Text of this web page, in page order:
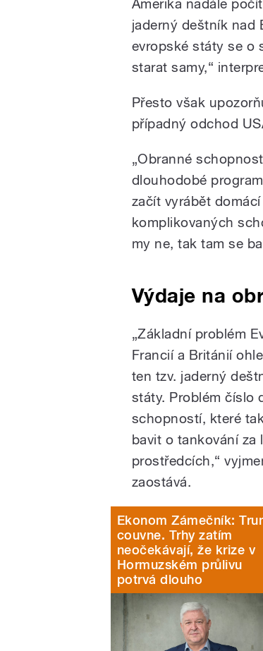
Amerika nadále
jaderný deštník nad
evropské státy se o
starat samy,“
Přesto však
případný odchod
„Obranné
dlouhodobé
začít vyrábět
komplikovaných
my ne, tak tam se
Výdaje na
„Základní problém
Francií a Británií
ten tzv. jaderný
státy. Problém číslo
schopností, které
bavit o tankování za
prostředcích,“
zaostává.
Ekonom Zámečník:
couvne. Trhy zatím
neočekávají, že krize v
Hormuzském průlivu
potrvá dlouho